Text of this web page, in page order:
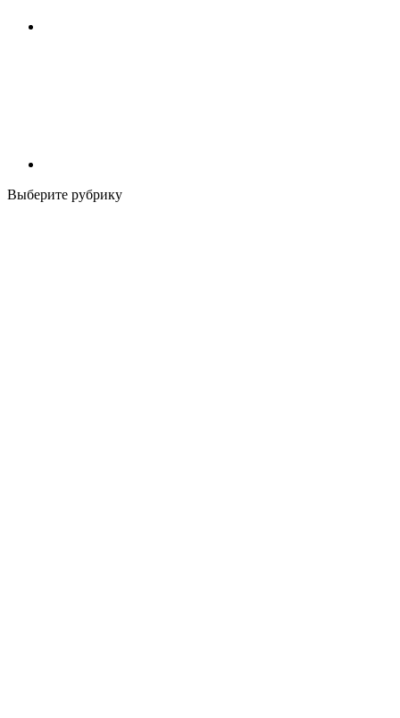
Выберите рубрику